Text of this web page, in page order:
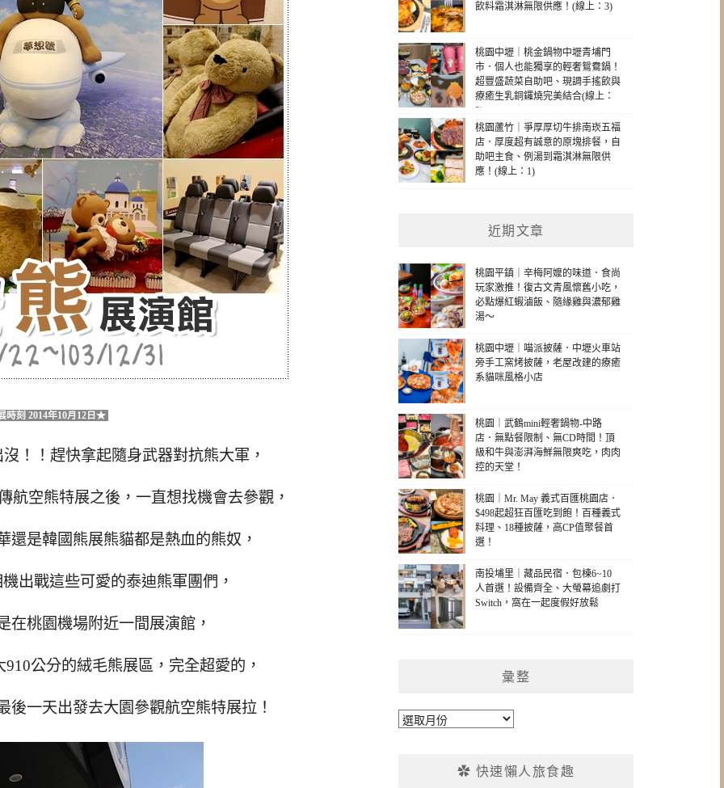
刻 2014年10月12日★
沒！！趕快拿起隨身武器對抗熊大軍，
航空熊特展之後，一直想找機會去參觀，
還是韓國熊展熊貓都是熱血的熊奴，
出戰這些可愛的泰迪熊軍團們，
在桃園機場附近一間展演館，
公分的絨毛熊展區，完全超愛的，
後一天出發去大園參觀航空熊特展拉！
飲料霜淇淋無限供應！(線上：3)
桃園中壢｜桃金鍋物中壢青埔門
市．個人也能獨享的輕奢鴛鴦鍋！
超豐盛蔬菜自助吧、現調手搖飲與
療癒生乳銅鑼燒完美結合(線上：
2)
桃園蘆竹｜爭厚厚切牛排南崁五福
店．厚度超有誠意的原塊排餐，自
助吧主食、例湯到霜淇淋無限供
應！(線上：1)
近期文章
桃園平鎮｜辛梅阿嬤的味道．食尚
玩家激推！復古文青風懷舊小吃，
必點爆紅蝦滷飯、隨緣雞與濃郁雞
湯～
桃園中壢｜喵派披薩．中壢火車站
旁手工窯烤披薩，老屋改建的療癒
系貓咪風格小店
桃園｜武鶴mini輕奢鍋物-中路
店．無點餐限制、無CD時間！頂
級和牛與澎湃海鮮無限爽吃，肉肉
控的天堂！
桃園｜Mr. May 義式百匯桃園店．
$498起超狂百匯吃到飽！百種義式
料理、18種披薩，高CP值聚餐首
選！
南投埔里｜藏品民宿．包棟6~10
人首選！設備齊全、大螢幕追劇打
Switch，窩在一起度假好放鬆
彙整
彙
✿ 快速懶人旅食趣